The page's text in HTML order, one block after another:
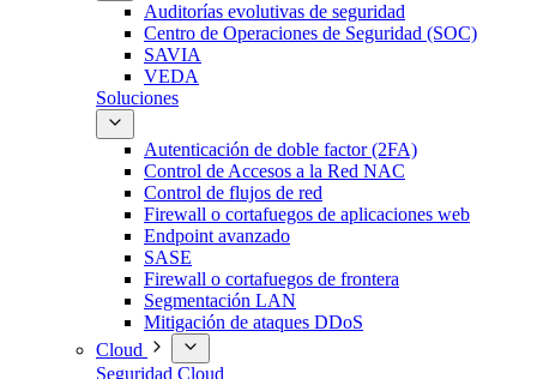
Auditorías evolutivas de seguridad
Centro de Operaciones de Seguridad (SOC)
SAVIA
VEDA
Soluciones
Autenticación de doble factor (2FA)
Control de Accesos a la Red NAC
Control de flujos de red
Firewall o cortafuegos de aplicaciones web
Endpoint avanzado
SASE
Firewall o cortafuegos de frontera
Segmentación LAN
Mitigación de ataques DDoS
Cloud
Seguridad Cloud